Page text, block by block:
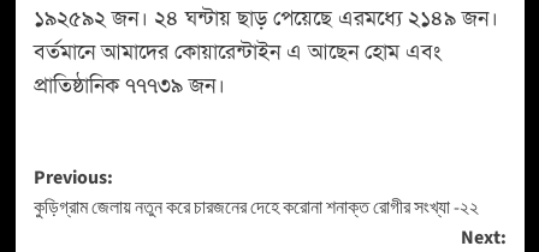
১৯২৫৯২ জন। ২৪ ঘন্টায় ছাড় পেয়েছে এরমধ্যে ২১৪৯ জন।
বর্তমানে আমাদের কোয়ারেন্টাইন এ আছেন হোম এবং
প্রাতিষ্ঠানিক ৭৭৭৩৯ জন।
Previous:
কুড়িগ্রাম জেলায় নতুন করে চারজনের দেহে করোনা শনাক্ত রোগীর সংখ্যা -২২
Next: